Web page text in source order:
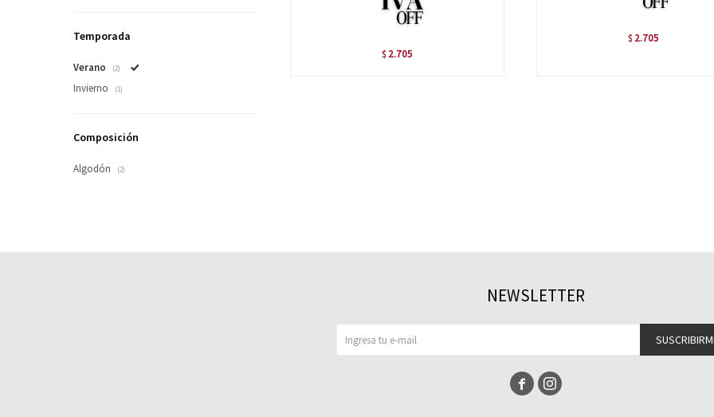
$ 2.705
$ 2.705
Temporada
Verano (2)
Invierno (1)
Composición
Algodón (2)
NEWSLETTER
 